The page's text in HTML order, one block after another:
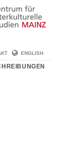
ENGLISH